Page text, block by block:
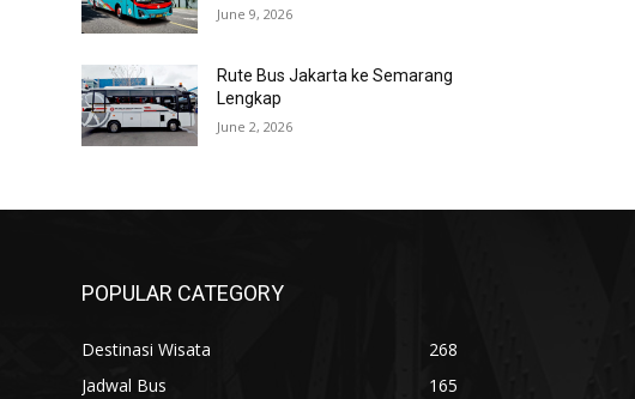
June 9, 2026
Rute Bus Jakarta ke Semarang
Lengkap
June 2, 2026
POPULAR CATEGORY
Destinasi Wisata
268
Jadwal Bus
165